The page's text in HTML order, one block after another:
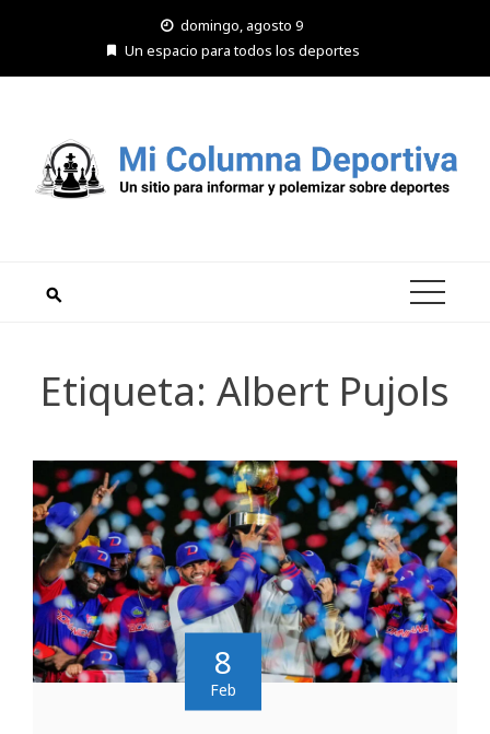
domingo, agosto 9
Un espacio para todos los deportes
Etiqueta: Albert Pujols
8
Feb